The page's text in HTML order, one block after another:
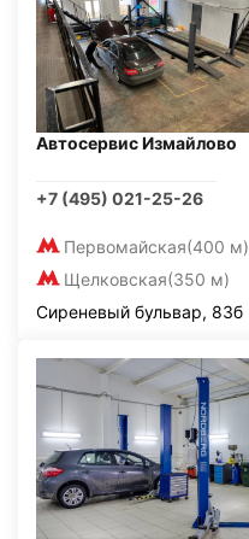
Автосервис Измайлово
+7 (495) 021-25-26
Первомайская(400 м)
Щелковская(350 м)
Сиреневый бульвар, 83б